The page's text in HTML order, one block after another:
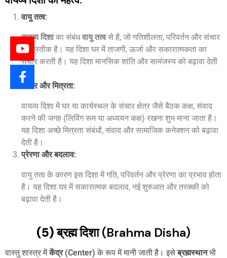
वायु तत्व:
वायव्य दिशाका संबंधवायु तत्वसे है, जो गतिशीलता, परिवर्तन और संचार
का प्रतीक है। यह दिशा घर में ताजगी, ऊर्जा और सकारात्मकता का
संचार करती है। यह दिशा मानसिक शांति और सामंजस्य को बढ़ावा देती
है।
संचार और मित्रता:
वायव्य दिशा में घर या कार्यस्थल के संचार क्षेत्र जैसे बैठक कक्ष, संवाद
करने की जगह (लिविंग रूम या अध्ययन कक्ष) रखना शुभ माना जाता है।
यह दिशा अच्छे मित्रता संबंधों, संवाद और सामाजिक कनेक्शन को बढ़ावा
देती है।
प्रेरणा और बदलाव:
वायु तत्व के कारण इस दिशा में गति, परिवर्तन और प्रेरणा का प्रभाव होता
है। यह दिशा घर में सकारात्मक बदलाव, नई शुरुआत और तरक्की को
बढ़ावा देती है।
(5) ब्रह्म दिशा(Brahma Disha)
वास्तु शास्त्र मेंकेंद्र(Center) के रूप में मानी जाती है। इसेब्रह्मस्थानभी